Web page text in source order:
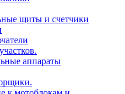
щиты и счетчики
аппараты